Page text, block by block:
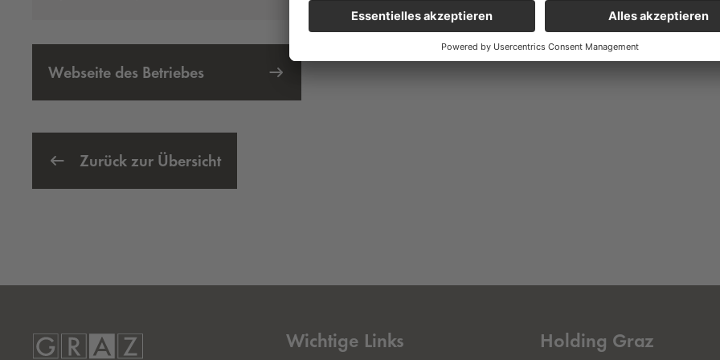
Webseite des Betriebes
Externer Link öffnet eine neue Registerkarte
Zurück zur Übersicht
Wichtige Links Holding Graz